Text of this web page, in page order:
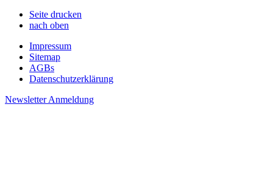
Seite drucken
nach oben
Impressum
Sitemap
AGBs
Datenschutzerklärung
Newsletter Anmeldung